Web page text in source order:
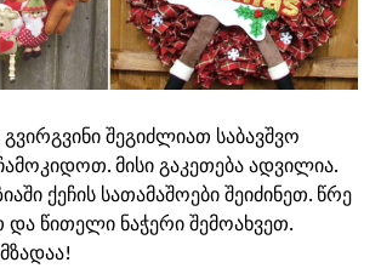
შეგიძლიათ საბავშვო
მისი გაკეთება ადვილია.
ქეჩის სათამაშოები შეიძინეთ. წრე
და წითელი ნაჭერი შემოახვეთ.